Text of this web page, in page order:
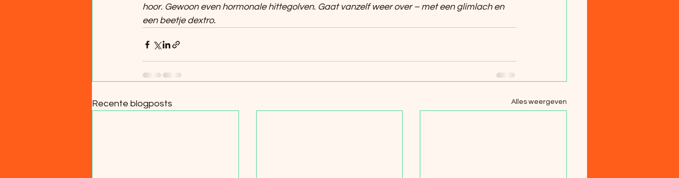
hoor. Gewoon even hormonale hittegolven. Gaat vanzelf weer over – met een glimlach en
een beetje dextro.
Recente blogposts Alles weergeven